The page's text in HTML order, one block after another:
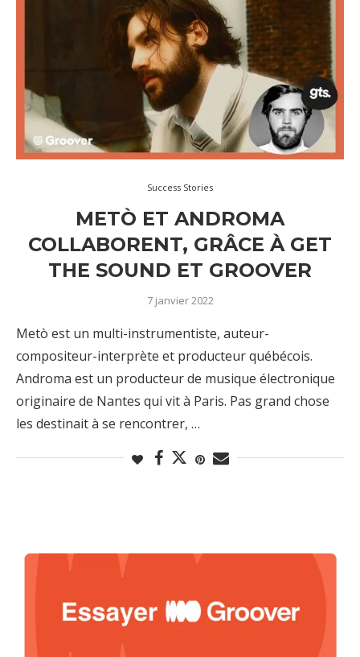
Success Stories
METÒ ET ANDROMA
COLLABORENT, GRÂCE À GET
THE SOUND ET GROOVER
7 janvier 2022
Metò est un multi-instrumentiste, auteur-
compositeur-interprète et producteur québécois.
Androma est un producteur de musique électronique
originaire de Nantes qui vit à Paris. Pas grand chose
les destinait à se rencontrer, …